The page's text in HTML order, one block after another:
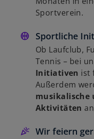
Sportverein.
Sportliche
Ob Laufclub,
Tennis – bei
Initiativen ist
Außerdem
musikalische
Aktivitäten
Wir feiern